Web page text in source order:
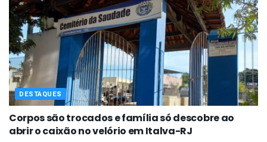
DESTAQUES
Corpos são trocados e família só descobre ao
abrir o caixão no velório em Italva-RJ